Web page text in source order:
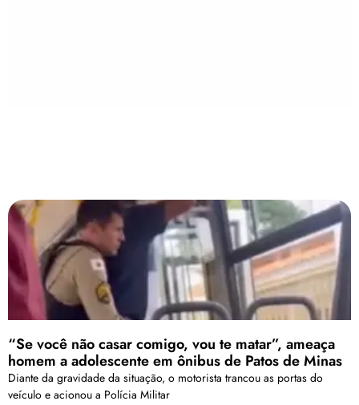
“Se você não casar comigo, vou te matar”, ameaça
homem a adolescente em ônibus de Patos de Minas
Diante da gravidade da situação, o motorista trancou as portas do
veículo e acionou a Polícia Militar